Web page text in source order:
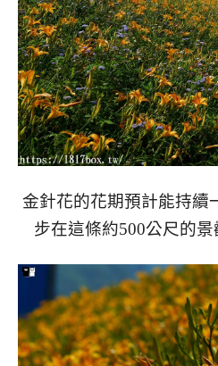
金針花的花期預計能持續
步在這條約500公尺的